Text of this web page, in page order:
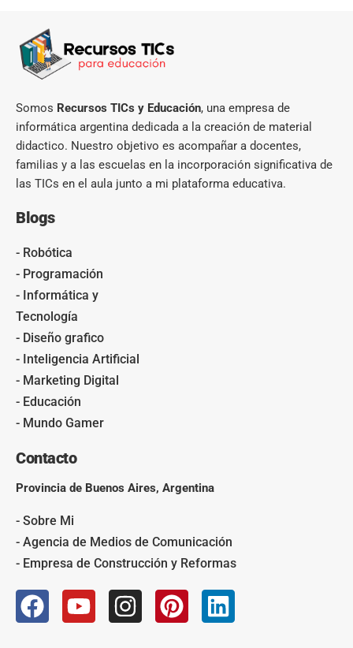
Somos Recursos TICs y Educación, una empresa de
informática argentina dedicada a la creación de material
didactico. Nuestro objetivo es acompañar a docentes,
familias y a las escuelas en la incorporación significativa de
las TICs en el aula junto a mi plataforma educativa.
Blogs
- Robótica
- Programación
- Informática y
Tecnología
- Diseño grafico
- Inteligencia Artificial
- Marketing Digital
- Educación
- Mundo Gamer
Contacto
Provincia de Buenos Aires, Argentina
- Sobre Mi
- Agencia de Medios de Comunicación
- Empresa de Construcción y Reformas